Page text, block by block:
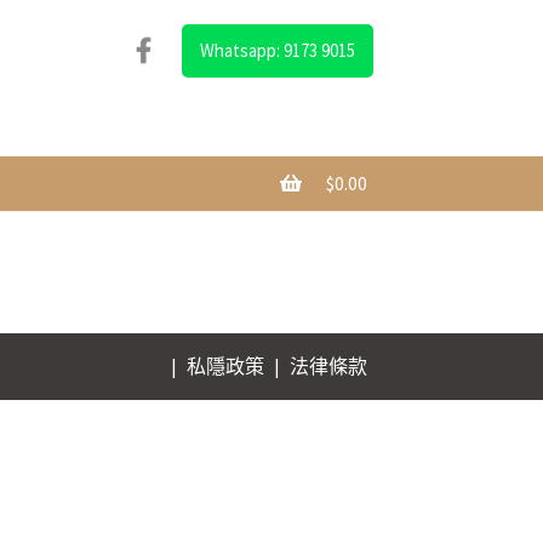
Whatsapp: 9173 9015
$0.00
| 私隱政策 | 法律條款